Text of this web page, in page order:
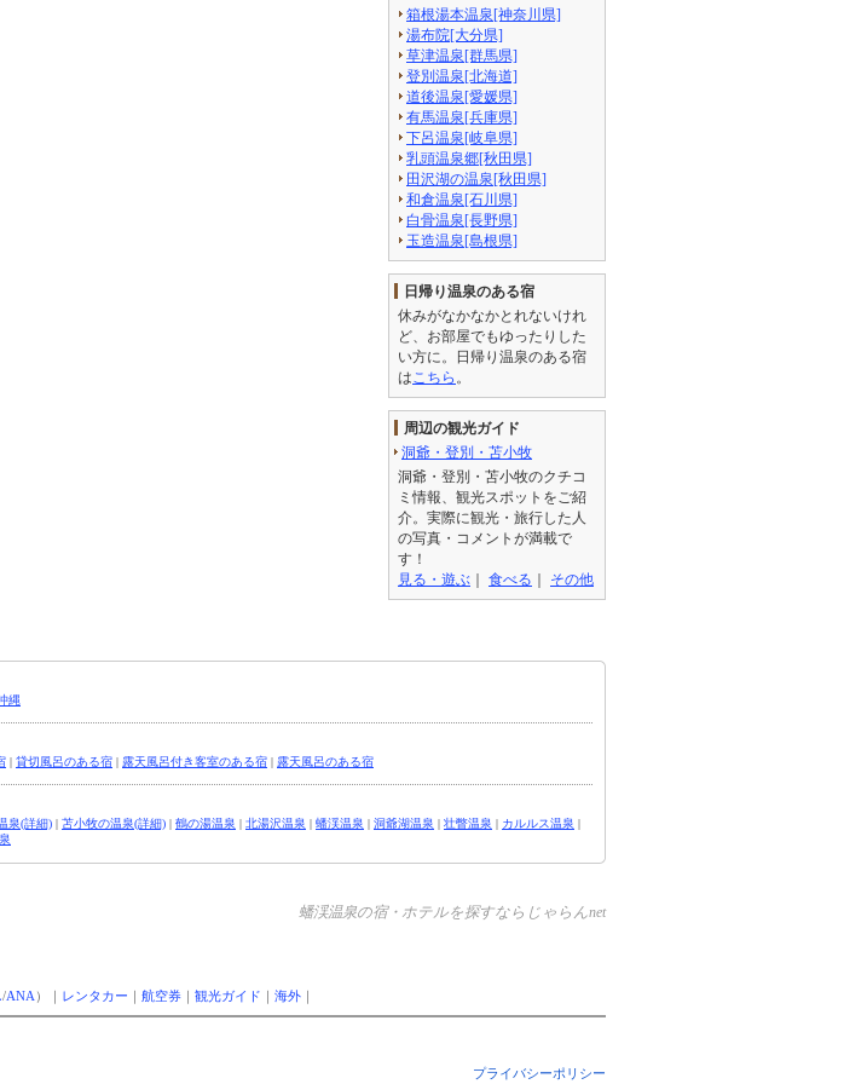
箱根湯本温泉[神奈川県]
湯布院[大分県]
草津温泉[群馬県]
登別温泉[北海道]
道後温泉[愛媛県]
有馬温泉[兵庫県]
下呂温泉[岐阜県]
乳頭温泉郷[秋田県]
田沢湖の温泉[秋田県]
和倉温泉[石川県]
白骨温泉[長野県]
玉造温泉[島根県]
日帰り温泉のある宿
休みがなかなかとれないけれ
ど、お部屋でもゆったりした
い方に。日帰り温泉のある宿
は こちら 。
周辺の観光ガイド
洞爺・登別・苫小牧
洞爺・登別・苫小牧のクチコ
ミ情報、観光スポットをご紹
介。実際に観光・旅行した人
の写真・コメントが満載で
す！
見る・遊ぶ ｜ 食べる ｜ その他
縄
| 貸切風呂のある宿 | 露天風呂付き客室のある宿 | 露天風呂のある宿
泉(詳細) | 苫小牧の温泉(詳細) | 鶴の湯温泉 | 北湯沢温泉 | 蟠渓温泉 | 洞爺湖温泉 | 壮瞥温泉 | カルルス温泉 |
蟠渓温泉の宿・ホテルを探すならじゃらんnet
/ANA ）｜ レンタカー 航空券 観光ガイド 海外
プライバシーポリシー